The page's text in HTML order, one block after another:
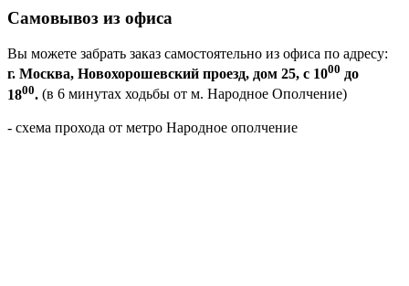
Самовывоз из офиса
Вы можете забрать заказ самостоятельно из офиса по адресу:
г. Москва, Новохорошевский проезд, дом 25, с 1000 до
1800. (в 6 минутах ходьбы от м. Народное Ополчение)
- схема прохода от метро Народное ополчение